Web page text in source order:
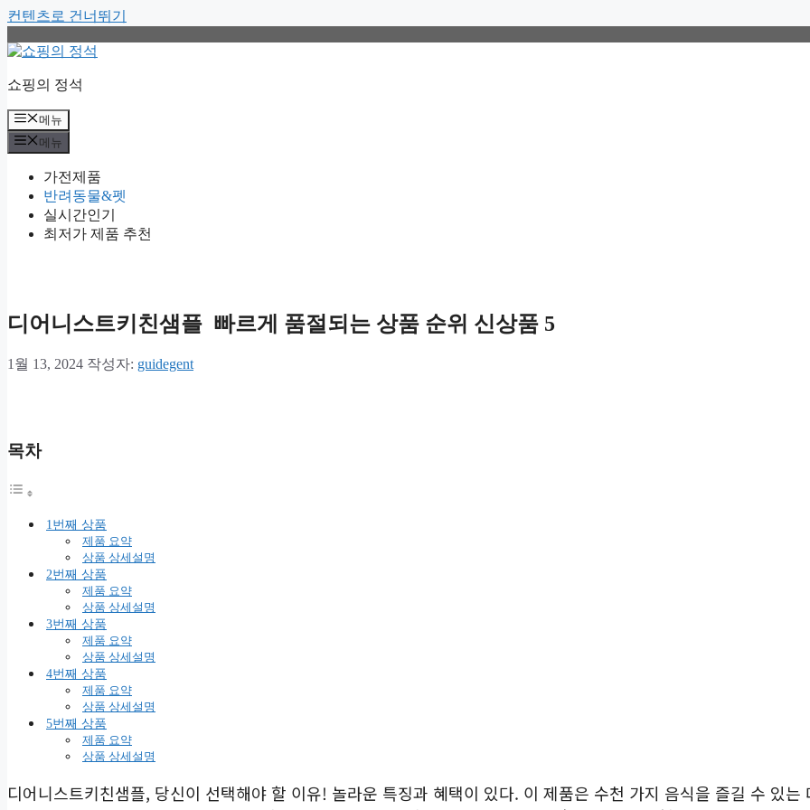
컨텐츠로 건너뛰기
쇼핑의 정석
메뉴
메뉴
가전제품
반려동물&펫
실시간인기
최저가 제품 추천
디어니스트키친샘플 빠르게 품절되는 상품 순위 신상품 5
1월 13, 2024 작성자: guidegent
목차
1번째 상품
제품 요약
상품 상세설명
2번째 상품
제품 요약
상품 상세설명
3번째 상품
제품 요약
상품 상세설명
4번째 상품
제품 요약
상품 상세설명
5번째 상품
제품 요약
상품 상세설명
디어니스트키친샘플, 당신이 선택해야 할 이유! 놀라운 특징과 혜택이 있다. 이 제품은 수천 가지 음식을 즐길 수 있는